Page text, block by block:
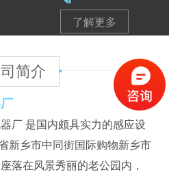
了解更多
简介
是国内颇具实力的感应设
新乡市中同街国际购物新乡市
落在风景秀丽的老公园内，